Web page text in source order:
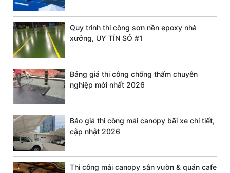
Quy trình thi công sơn nền epoxy nhà
xưởng, UY TÍN SỐ #1
Bảng giá thi công chống thấm chuyên
nghiệp mới nhất 2026
Báo giá thi công mái canopy bãi xe chi tiết,
cập nhật 2026
Thi công mái canopy sân vườn & quán cafe